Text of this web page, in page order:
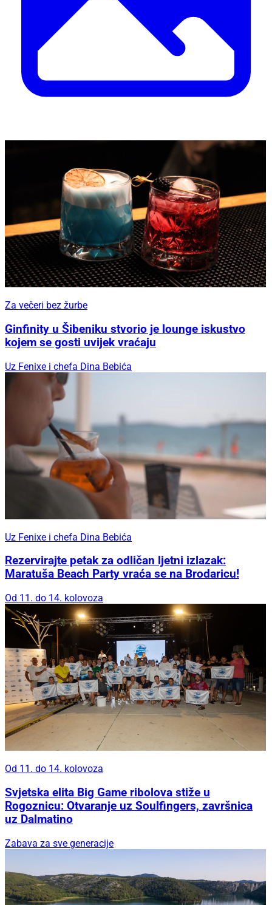
Za večeri bez žurbe
Ginfinity u Šibeniku stvorio je lounge iskustvo
kojem se gosti uvijek vraćaju
Uz Fenixe i chefa Dina Bebića
Uz Fenixe i chefa Dina Bebića
Rezervirajte petak za odličan ljetni izlazak:
Maratuša Beach Party vraća se na Brodaricu!
Od 11. do 14. kolovoza
Od 11. do 14. kolovoza
Svjetska elita Big Game ribolova stiže u
Rogoznicu: Otvaranje uz Soulfingers, završnica
uz Dalmatino
Zabava za sve generacije